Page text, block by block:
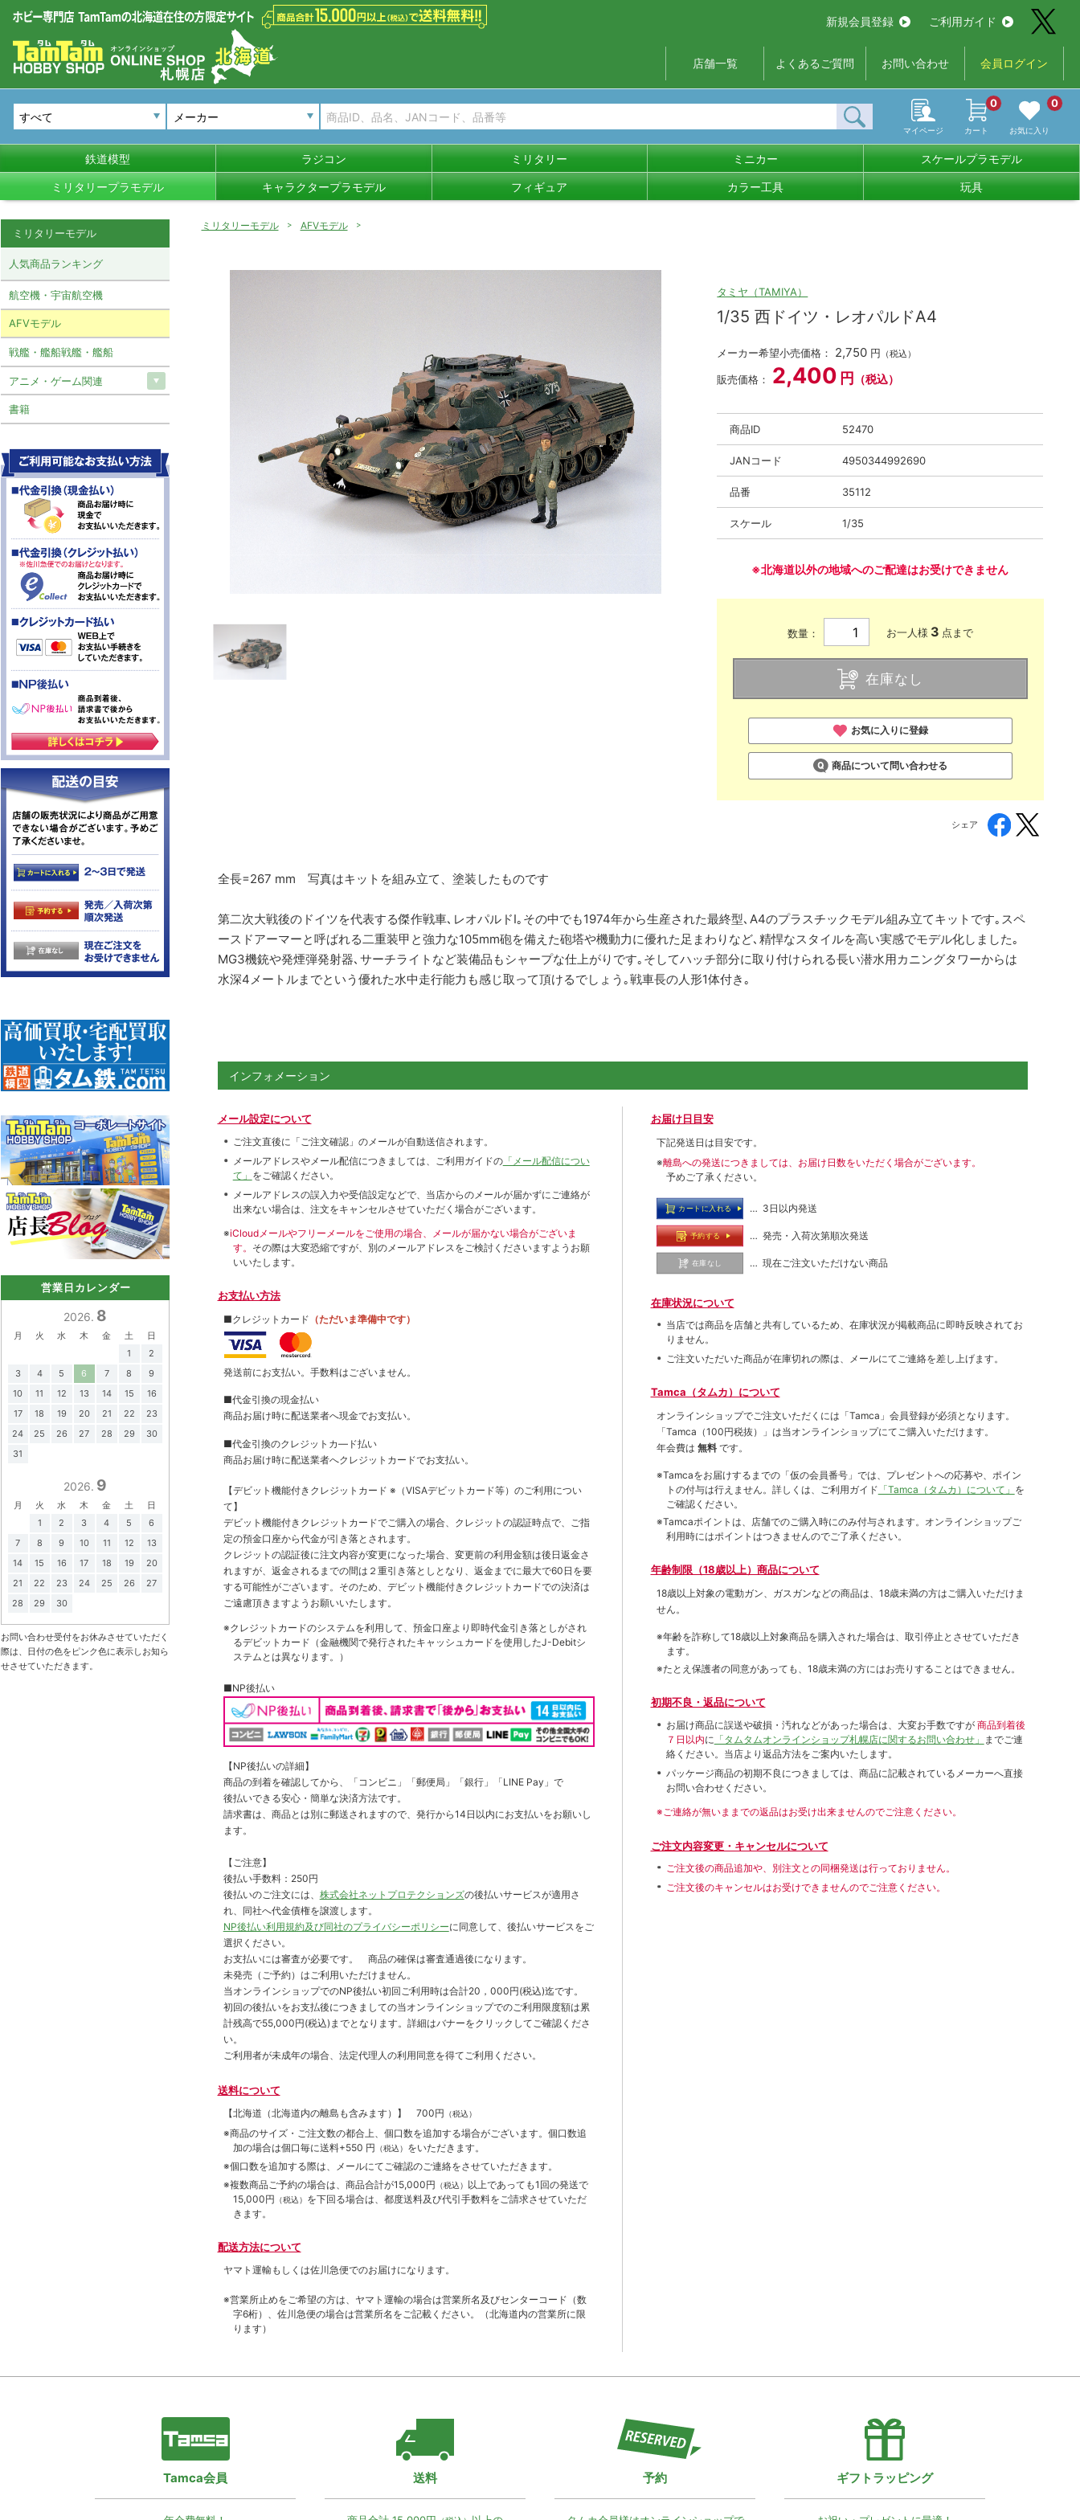
新規会員登録 ご利用ガイド
店舗一覧 よくあるご質問 お問い合わせ 会員ログイン
メーカー
マイページ カート
0
お気に入り
0
鉄道模型 ラジコン ミリタリー ミニカー スケールプラモデル
ミリタリープラモデル キャラクタープラモデル フィギュア カラー工具 玩具
ミリタリーモデル AFVモデル
タミヤ（TAMIYA）
1/35 西ドイツ・レオパルドA4
メーカー希望小売価格： 2,750 円 （税込）
販売価格： 2,400 円 （税込）
商品ID 52470
JANコード 4950344992690
品番 35112
スケール 1/35
※北海道以外の地域へのご配達はお受けできません
数量： お一人様 3 点まで
在庫なし
お気に入りに登録
商品について問い合わせる
シェア
全長=267 mm 写真はキットを組み立て、塗装したものです
第二次大戦後のドイツを代表する傑作戦車､レオパルドI｡その中でも1974年から生産された最終型､A4のプラスチックモデル組み立てキットです｡スペ
ースドアーマーと呼ばれる二重装甲と強力な105mm砲を備えた砲塔や機動力に優れた足まわりなど､精悍なスタイルを高い実感でモデル化しました｡
MG3機銃や発煙弾発射器､サーチライトなど装備品もシャープな仕上がりです｡そしてハッチ部分に取り付けられる長い潜水用カニングタワーからは
水深4メートルまでという優れた水中走行能力も感じ取って頂けるでしょう｡戦車長の人形1体付き｡
インフォメーション
メール設定について
ご注文直後に「ご注文確認」のメールが自動送信されます。
メールアドレスやメール配信につきましては、ご利用ガイドの「メール配信につい
て」 をご確認ください。
メールアドレスの誤入力や受信設定などで、当店からのメールが届かずにご連絡が
出来ない場合は、注文をキャンセルさせていただく場合がございます。
※iCloudメールやフリーメールをご使用の場合、メールが届かない場合がございま
す。 その際は大変恐縮ですが、別のメールアドレスをご検討くださいますようお願
いいたします。
お支払い方法
■クレジットカード （ただいま準備中です）
発送前にお支払い。手数料はございません。
■代金引換の現金払い
商品お届け時に配送業者へ現金でお支払い。
■代金引換のクレジットカ―ド払い
商品お届け時に配送業者へクレジットカードでお支払い。
【デビット機能付きクレジットカード ※（VISAデビットカード等） のご利用につい
て】
デビット機能付きクレジットカードでご購入の場合、クレジットの認証時点で、ご指
定の預金口座から代金が引き落とされます。
クレジットの認証後に注文内容が変更になった場合、変更前の利用金額は後日返金さ
れますが、返金されるまでの間は２重引き落としとなり、返金までに最大で60日を要
する可能性がございます。そのため、デビット機能付きクレジットカードでの決済は
ご遠慮頂きますようお願いいたします。
※クレジットカードのシステムを利用して、預金口座より即時代金引き落としがされ
るデビットカード（金融機関で発行されたキャッシュカードを使用したJ-Debitシ
ステムとは異なります。）
■NP後払い
【NP後払いの詳細】
商品の到着を確認してから、「コンビニ」「郵便局」「銀行」「LINE Pay」で
後払いできる安心・簡単な決済方法です。
請求書は、商品とは別に郵送されますので、発行から14日以内にお支払いをお願いし
ます。
【ご注意】
後払い手数料：250円
後払いのご注文には、 株式会社ネットプロテクションズの後払いサービスが適用さ
れ、同社へ代金債権を譲渡します。
NP後払い利用規約及び同社のプライバシーポリシーに同意して、後払いサービスをご
選択ください。
お支払いには審査が必要です。 商品の確保は審査通過後になります。
未発売（ご予約）はご利用いただけません。
当オンラインショップでのNP後払い初回ご利用時は合計20，000円(税込)迄です。
初回の後払いをお支払後につきましての当オンラインショップでのご利用限度額は累
計残高で55,000円(税込)までとなります。詳細はバナーをクリックしてご確認くださ
い。
ご利用者が未成年の場合、法定代理人の利用同意を得てご利用ください。
送料について
【北海道（北海道内の離島も含みます）】 700円 （税込）
※商品のサイズ・ご注文数の都合上、個口数を追加する場合がございます。個口数追
加の場合は個口毎に送料+550 円 （税込） をいただきます。
※個口数を追加する際は、メールにてご確認のご連絡をさせていただきます。
※複数商品ご予約の場合は、商品合計が15,000円 （税込） 以上であっても1回の発送で
15,000円 （税込） を下回る場合は、都度送料及び代引手数料をご請求させていただ
きます。
配送方法について
ヤマト運輸もしくは佐川急便でのお届けになります。
※営業所止めをご希望の方は、ヤマト運輸の場合は営業所名及びセンターコード（数
字6桁）、佐川急便の場合は営業所名をご記載ください。（北海道内の営業所に限
ります）
お届け日目安
下記発送日は目安です。
※離島への発送につきましては、お届け日数をいただく場合がございます。
予めご了承ください。
カートに入れる … 3日以内発送
予約する … 発売・入荷次第順次発送
在庫なし … 現在ご注文いただけない商品
在庫状況について
当店では商品を店舗と共有しているため、在庫状況が掲載商品に即時反映されてお
りません。
ご注文いただいた商品が在庫切れの際は、メールにてご連絡を差し上げます。
Tamca（タムカ）について
オンラインショップでご注⽂いただくには「Tamca」会員登録が必須となります。
「Tamca （100円税抜）
」は当オンラインショップにてご購⼊いただけます。
年会費は 無料 です。
※Tamcaをお届けするまでの「仮の会員番号」では、プレゼントへの応募や、ポイン
トの付与は⾏えません。詳しくは、ご利⽤ガイド 「Tamca（タムカ）について」 を
ご確認ください。
※Tamcaポイントは、店舗でのご購⼊時にのみ付与されます。オンラインショップご
利用時にはポイントはつきませんのでご了承ください。
年齢制限（18歳以上）商品について
18歳以上対象の電動ガン、ガスガンなどの商品は、18歳未満の方はご購入いただけま
せん。
※年齢を詐称して18歳以上対象商品を購入された場合は、取引停止とさせていただき
ます。
※たとえ保護者の同意があっても、18歳未満の方にはお売りすることはできません。
初期不良・返品について
お届け商品に誤送や破損・汚れなどがあった場合は、大変お手数ですが 商品到着後
７日以内に 「タムタムオンラインショップ札幌店に関するお問い合わせ」 までご連
絡ください。当店より返品方法をご案内いたします。
パッケージ商品の初期不良につきましては、商品に記載されているメーカーへ直接
お問い合わせください。
※ご連絡が無いままでの返品はお受け出来ませんのでご注意ください。
ご注文内容変更・キャンセルについて
ご注文後の商品追加や、別注文との同梱発送は行っておりません。
ご注文後のキャンセルはお受けできませんのでご注意ください。
ミリタリーモデル
人気商品ランキング
航空機・宇宙航空機
AFVモデル
戦艦・艦船戦艦・艦船
アニメ・ゲーム関連
書籍
営業日カレンダー
2026. 8
月 火 水 木 金 土
日
1
2
3
4 5 6 7 8
9
10
11 12 13 14 15
16
17
18 19 20 21 22
23
24
25 26 27 28 29
30
31
2026. 9
月 火 水 木 金 土
日
1
2 3 4 5
6
7
8 9 10 11 12
13
14
15 16 17 18 19
20
21
22 23 24 25 26
27
28
29 30
お問い合わせ受付をお休みさせていただく
際は、日付の色をピンク色に表示しお知ら
せさせていただきます。
Tamca会員 送料 予約 ギフトラッピング